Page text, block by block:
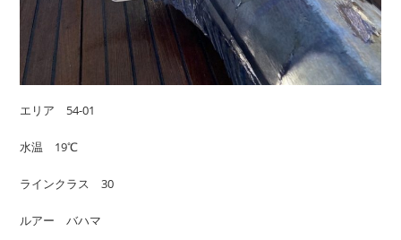
エリア 54-01
水温 19℃
ラインクラス 30
ルアー バハマ